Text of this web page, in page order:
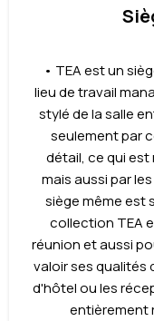
• TEA est un
lieu de travail
stylé de la salle
seulement par
détail, ce qui
mais aussi par
siège même est
collection TEA
réunion et aussi
valoir ses qualités
d'hôtel ou les
entièrement